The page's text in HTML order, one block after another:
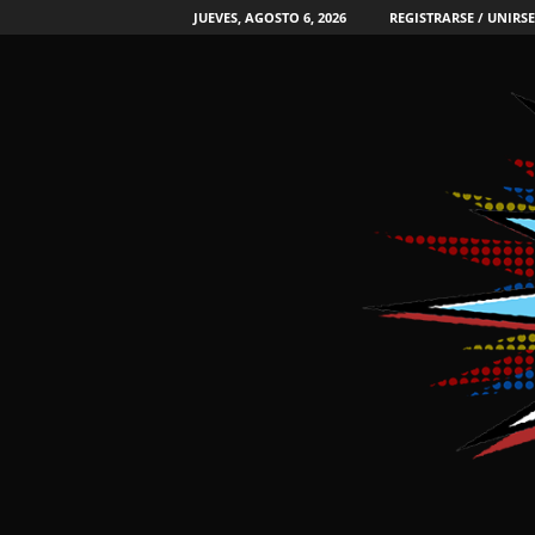
JUEVES, AGOSTO 6, 2026 REGISTRARSE / UNIRSE